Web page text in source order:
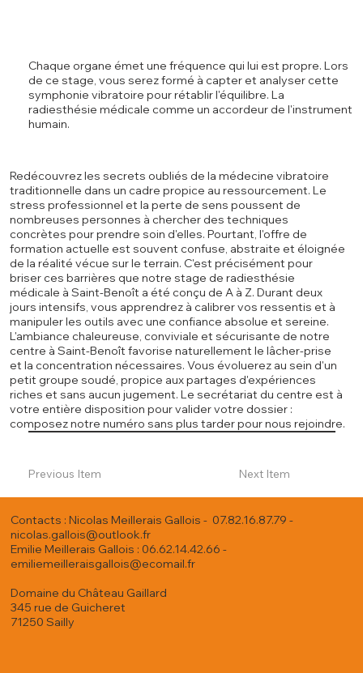
Chaque organe émet une fréquence qui lui est propre. Lors
de ce stage, vous serez formé à capter et analyser cette
symphonie vibratoire pour rétablir l'équilibre. La
radiesthésie médicale comme un accordeur de l'instrument
humain.
Redécouvrez les secrets oubliés de la médecine vibratoire
traditionnelle dans un cadre propice au ressourcement. Le
stress professionnel et la perte de sens poussent de
nombreuses personnes à chercher des techniques
concrètes pour prendre soin d'elles. Pourtant, l'offre de
formation actuelle est souvent confuse, abstraite et éloignée
de la réalité vécue sur le terrain. C'est précisément pour
briser ces barrières que notre stage de radiesthésie
médicale à Saint-Benoît a été conçu de A à Z. Durant deux
jours intensifs, vous apprendrez à calibrer vos ressentis et à
manipuler les outils avec une confiance absolue et sereine.
L'ambiance chaleureuse, conviviale et sécurisante de notre
centre à Saint-Benoît favorise naturellement le lâcher-prise
et la concentration nécessaires. Vous évoluerez au sein d'un
petit groupe soudé, propice aux partages d'expériences
riches et sans aucun jugement. Le secrétariat du centre est à
votre entière disposition pour valider votre dossier :
composez notre numéro sans plus tarder pour nous rejoindre.
Previous Item Next Item
Contacts : Nicolas Meillerais Gallois - 07.82.16.87.79 -
nicolas.gallois@outlook.fr
Emilie Meillerais Gallois : 06.62.14.42.66 -
emiliemeilleraisgallois@ecomail.fr
Domaine du Château Gaillard
345 rue de Guicheret
71250 Sailly